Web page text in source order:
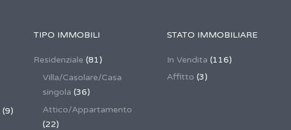
(9)
TIPO IMMOBILI
Residenziale (81)
Villa/Casolare/Casa
singola (36)
Attico/Appartamento
(22)
STATO IMMOBILIARE
In Vendita (116)
Affitto (3)